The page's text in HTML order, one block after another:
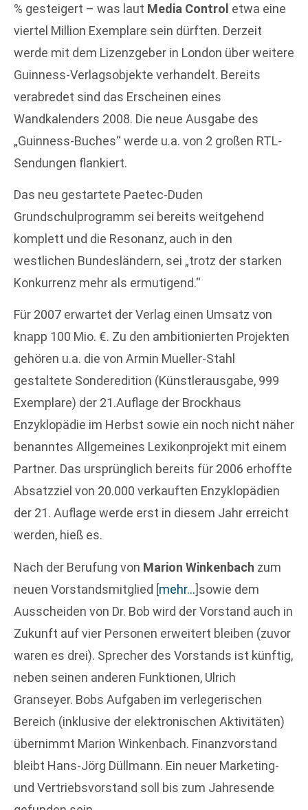
% gesteigert – was laut Media Control etwa eine
viertel Million Exemplare sein dürften. Derzeit
werde mit dem Lizenzgeber in London über weitere
Guinness-Verlagsobjekte verhandelt. Bereits
verabredet sind das Erscheinen eines
Wandkalenders 2008. Die neue Ausgabe des
„Guinness-Buches“ werde u.a. von 2 großen RTL-
Sendungen flankiert.
Das neu gestartete Paetec-Duden
Grundschulprogramm sei bereits weitgehend
komplett und die Resonanz, auch in den
westlichen Bundesländern, sei „trotz der starken
Konkurrenz mehr als ermutigend.“
Für 2007 erwartet der Verlag einen Umsatz von
knapp 100 Mio. €. Zu den ambitionierten Projekten
gehören u.a. die von Armin Mueller-Stahl
gestaltete Sonderedition (Künstlerausgabe, 999
Exemplare) der 21.Auflage der Brockhaus
Enzyklopädie im Herbst sowie ein noch nicht näher
benanntes Allgemeines Lexikonprojekt mit einem
Partner. Das ursprünglich bereits für 2006 erhoffte
Absatzziel von 20.000 verkauften Enzyklopädien
der 21. Auflage werde erst in diesem Jahr erreicht
werden, hieß es.
Nach der Berufung von Marion Winkenbach zum
neuen Vorstandsmitglied [mehr…]sowie dem
Ausscheiden von Dr. Bob wird der Vorstand auch in
Zukunft auf vier Personen erweitert bleiben (zuvor
waren es drei). Sprecher des Vorstands ist künftig,
neben seinen anderen Funktionen, Ulrich
Granseyer. Bobs Aufgaben im verlegerischen
Bereich (inklusive der elektronischen Aktivitäten)
übernimmt Marion Winkenbach. Finanzvorstand
bleibt Hans-Jörg Düllmann. Ein neuer Marketing-
und Vertriebsvorstand soll bis zum Jahresende